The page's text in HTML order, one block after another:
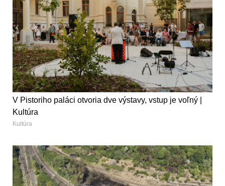
V Pistoriho paláci otvoria dve výstavy, vstup je voľný |
Kultúra
Kultúra